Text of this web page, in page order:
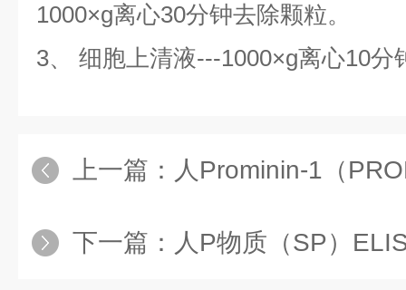
1000×g离心30分钟去除颗粒。
3、 细胞上清液---1000×g离心10分
上一篇： 人Prominin-1（
下一篇： 人P物质（SP）